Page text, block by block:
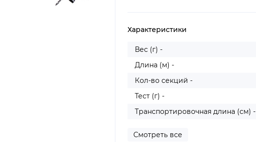
Характеристики
Вес (г) -
Длина (м) -
Кол-во секций -
Тест (г) -
Транспортировочная длина (см) -
Смотреть все